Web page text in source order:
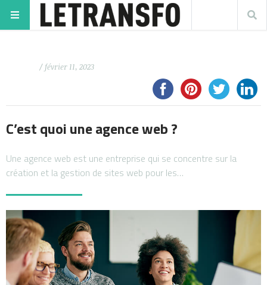
/ février 11, 2023
C’est quoi une agence web ?
Une agence web est une entreprise qui se concentre sur la
création et la gestion de sites web pour les…